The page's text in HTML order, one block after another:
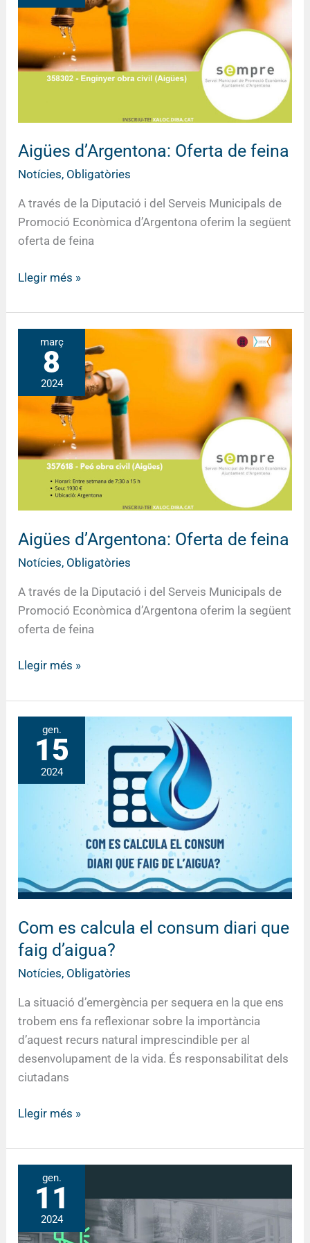
Aigües d’Argentona: Oferta de feina
Notícies, Obligatòries
A través de la Diputació i del Serveis Municipals de
Promoció Econòmica d’Argentona oferim la següent
oferta de feina
de
feina
Llegir més »
març
8
2024
Aigües d’Argentona: Oferta de feina
Notícies, Obligatòries
A través de la Diputació i del Serveis Municipals de
Promoció Econòmica d’Argentona oferim la següent
oferta de feina
Aigües
d’Argentona:
Oferta
de
feina
Llegir més »
gen.
15
2024
Com es calcula el consum diari que
faig d’aigua?
Notícies, Obligatòries
La situació d’emergència per sequera en la que ens
trobem ens fa reflexionar sobre la importància
d’aquest recurs natural imprescindible per al
desenvolupament de la vida. És responsabilitat dels
ciutadans
calcula
el
d’aigua?
Llegir més »
gen.
11
2024
l’alcaldessa